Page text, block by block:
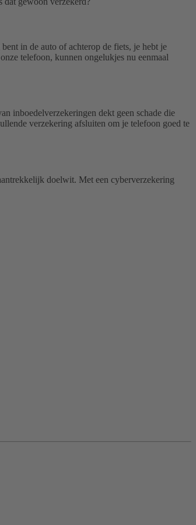
in de auto of achterop de fiets, je hebt je
telefoon, kunnen ongelukjes nu eenmaal
inboedelverzekeringen dekt geen schade die
verzekering afsluiten om je telefoon goed te
doelwit. Met een cyberverzekering